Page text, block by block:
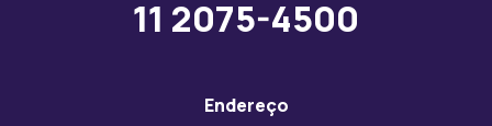
11 2075-4500
Endereço